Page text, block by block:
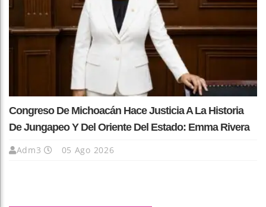
Congreso De Michoacán Hace Justicia A La Historia
De Jungapeo Y Del Oriente Del Estado: Emma Rivera
Adm3 05 Ago 2026